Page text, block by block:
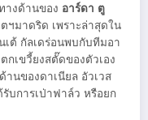
างด้านของ อาร์ดา ตู
มาดริด เพราะล่าสุดใน
เต้ กัลเดร่อนพบกับทีมอา
กเขวี้ยงสตั๊ดของตัวเอง
นของดาเนียล อัวเวส
บการเป่าฟาล์ว หรือยก